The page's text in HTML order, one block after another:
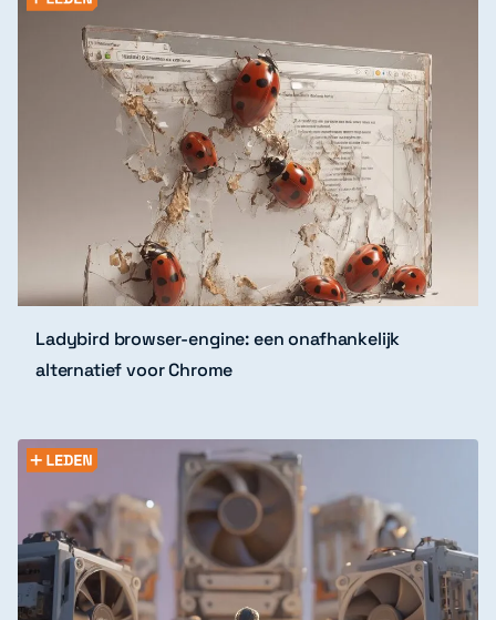
Ladybird browser-engine: een onafhankelijk
alternatief voor Chrome